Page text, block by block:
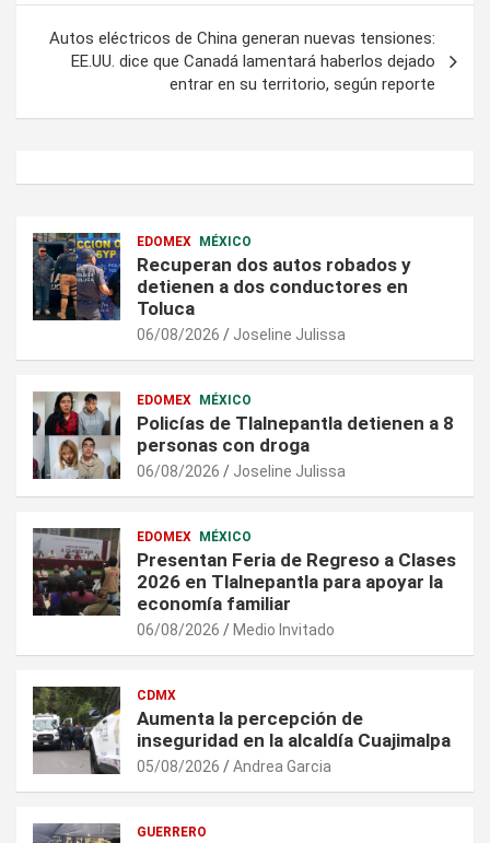
Autos eléctricos de China generan nuevas tensiones:
EE.UU. dice que Canadá lamentará haberlos dejado
entrar en su territorio, según reporte
EDOMEX MÉXICO
Recuperan dos autos robados y
detienen a dos conductores en
Toluca
06/08/2026 Joseline Julissa
EDOMEX MÉXICO
Policías de Tlalnepantla detienen a 8
personas con droga
06/08/2026 Joseline Julissa
EDOMEX MÉXICO
Presentan Feria de Regreso a Clases
2026 en Tlalnepantla para apoyar la
economía familiar
06/08/2026 Medio Invitado
CDMX
Aumenta la percepción de
inseguridad en la alcaldía Cuajimalpa
05/08/2026 Andrea Garcia
GUERRERO